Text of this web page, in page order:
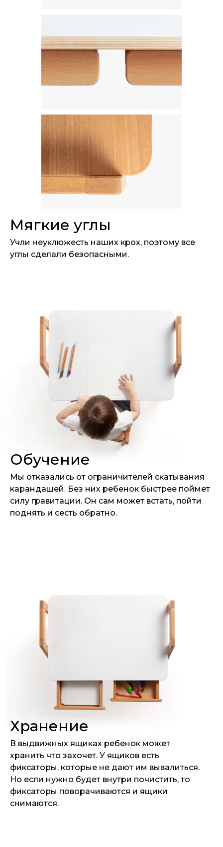
Мягкие углы
Учли неуклюжесть наших крох, поэтому все
углы сделали безопасными.
Обучение
Мы отказались от ограничителей скатывания
карандашей. Без них ребенок быстрее поймет
силу гравитации. Он сам может встать, пойти
поднять и сесть обратно.
Хранение
В выдвижных ящиках ребенок может
хранить что захочет. У ящиков есть
фиксаторы, которые не дают им вывалиться.
Но если нужно будет внутри почистить, то
фиксаторы поворачиваются и ящики
снимаются.